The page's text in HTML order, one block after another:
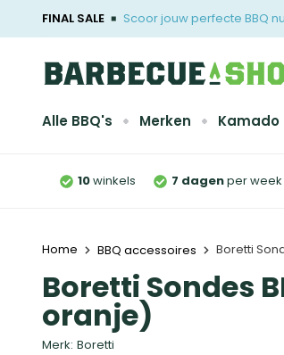
FINAL SALE Scoor jouw perfecte BBQ
Alle BBQ's Merken
10winkels 7 dagenper
Home BBQ accessoires Boretti
Boretti Sondes
oranje)
Merk: Boretti